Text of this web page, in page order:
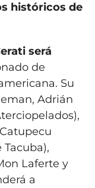
históricos de
será
de
Su
Adrián
Laferte y
a